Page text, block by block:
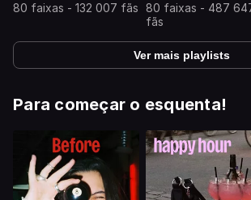
80 faixas - 132 007 fãs 80 faixas - 487
fãs
Ver mais playlists
Para começar o esquenta!